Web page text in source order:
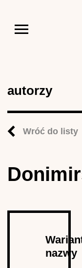
autorzy
Wróć do listy
nazwy